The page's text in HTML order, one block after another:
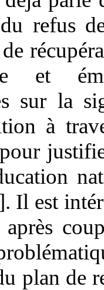
refus
et
sur la
à
Il est
après
plan de